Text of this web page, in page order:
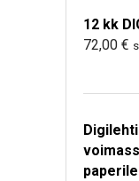
12 kk
72,00 €